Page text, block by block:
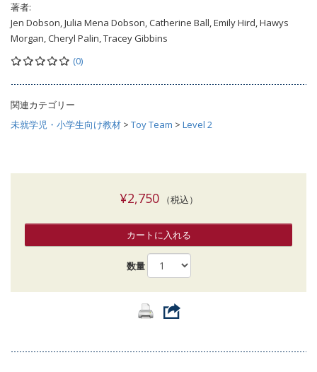
著者:
Jen Dobson, Julia Mena Dobson, Catherine Ball, Emily Hird, Hawys
Morgan, Cheryl Palin, Tracey Gibbins
(0)
関連カテゴリー
未就学児・小学生向け教材 > Toy Team > Level 2
¥2,750（税込）
カートに入れる
数量